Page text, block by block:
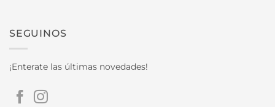
SEGUINOS
¡Enterate las últimas novedades!